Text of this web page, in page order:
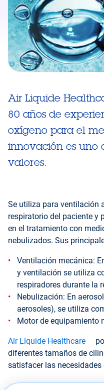
Air Liquide
80 años de
oxígeno para el
innovación es uno
valores.
Se utiliza para ventilación
respiratorio del paciente y
en el tratamiento con
nebulizados. Sus
Ventilación mecánica:
y ventilación se utiliza
respiradores durante la
Nebulización: En
aerosoles), se utiliza
Motor de equipamiento
Air Liquide Healthcare
diferentes tamaños de
satisfacer las necesidades